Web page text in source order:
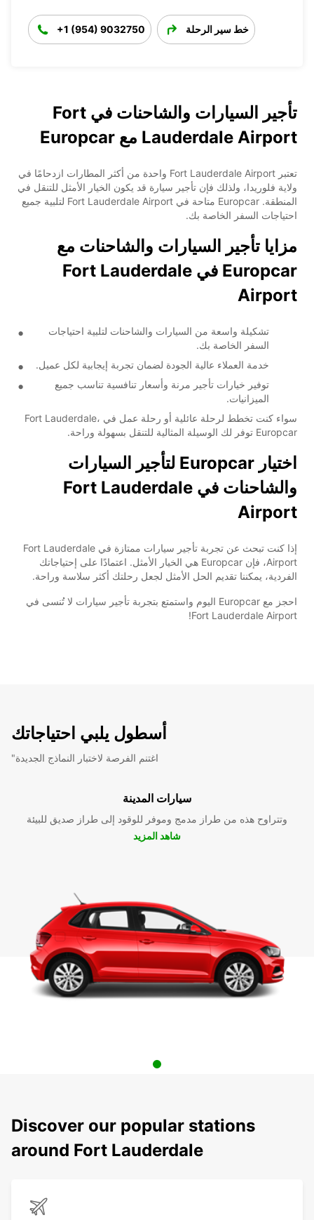
+1 (954) 9032750 خط سير الرحلة
تأجير السيارات والشاحنات في Fort
Lauderdale Airport مع Europcar
تعتبر Fort Lauderdale Airport واحدة من أكثر المطارات ازدحامًا في
ولاية فلوريدا، ولذلك فإن تأجير سيارة قد يكون الخيار الأمثل للتنقل في
المنطقة. Europcar متاحة في Fort Lauderdale Airport لتلبية جميع
احتياجات السفر الخاصة بك.
مزايا تأجير السيارات والشاحنات مع
Europcar في Fort Lauderdale
Airport
تشكيلة واسعة من السيارات والشاحنات لتلبية احتياجات
السفر الخاصة بك.
خدمة العملاء عالية الجودة لضمان تجربة إيجابية لكل عميل.
توفير خيارات تأجير مرنة وأسعار تنافسية تناسب جميع
الميزانيات.
سواء كنت تخطط لرحلة عائلية أو رحلة عمل في Fort Lauderdale،
Europcar توفر لك الوسيلة المثالية للتنقل بسهولة وراحة.
اختيار Europcar لتأجير السيارات
والشاحنات في Fort Lauderdale
Airport
إذا كنت تبحث عن تجربة تأجير سيارات ممتازة في Fort Lauderdale
Airport، فإن Europcar هي الخيار الأمثل. اعتمادًا على إحتياجاتك
الفردية، يمكننا تقديم الحل الأمثل لجعل رحلتك أكثر سلاسة وراحة.
احجز مع Europcar اليوم واستمتع بتجربة تأجير سيارات لا تُنسى في
Fort Lauderdale Airport!
أسطول يلبي احتياجاتك
"اغتنم الفرصة لاختبار النماذج الجديدة
سيارات المدينة
وتتراوح هذه من طراز مدمج وموفر للوقود إلى طراز صديق للبيئة
شاهد المزيد
Discover our popular stations
around Fort Lauderdale